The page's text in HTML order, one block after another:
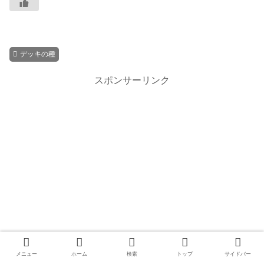
デッキの種
スポンサーリンク
メニュー ホーム 検索 トップ サイドバー